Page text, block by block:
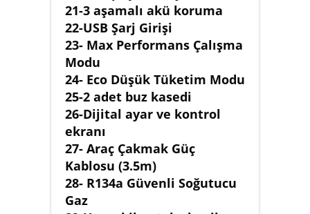
21-3 aşamalı akü koruma
22-USB Şarj Girişi
23- Max Performans Çalışma
Modu
24- Eco Düşük Tüketim Modu
25-2 adet buz kasedi
26-Dijital ayar ve kontrol
ekranı
27- Araç Çakmak Güç
Kablosu (3.5m)
28- R134a Güvenli Soğutucu
Gaz